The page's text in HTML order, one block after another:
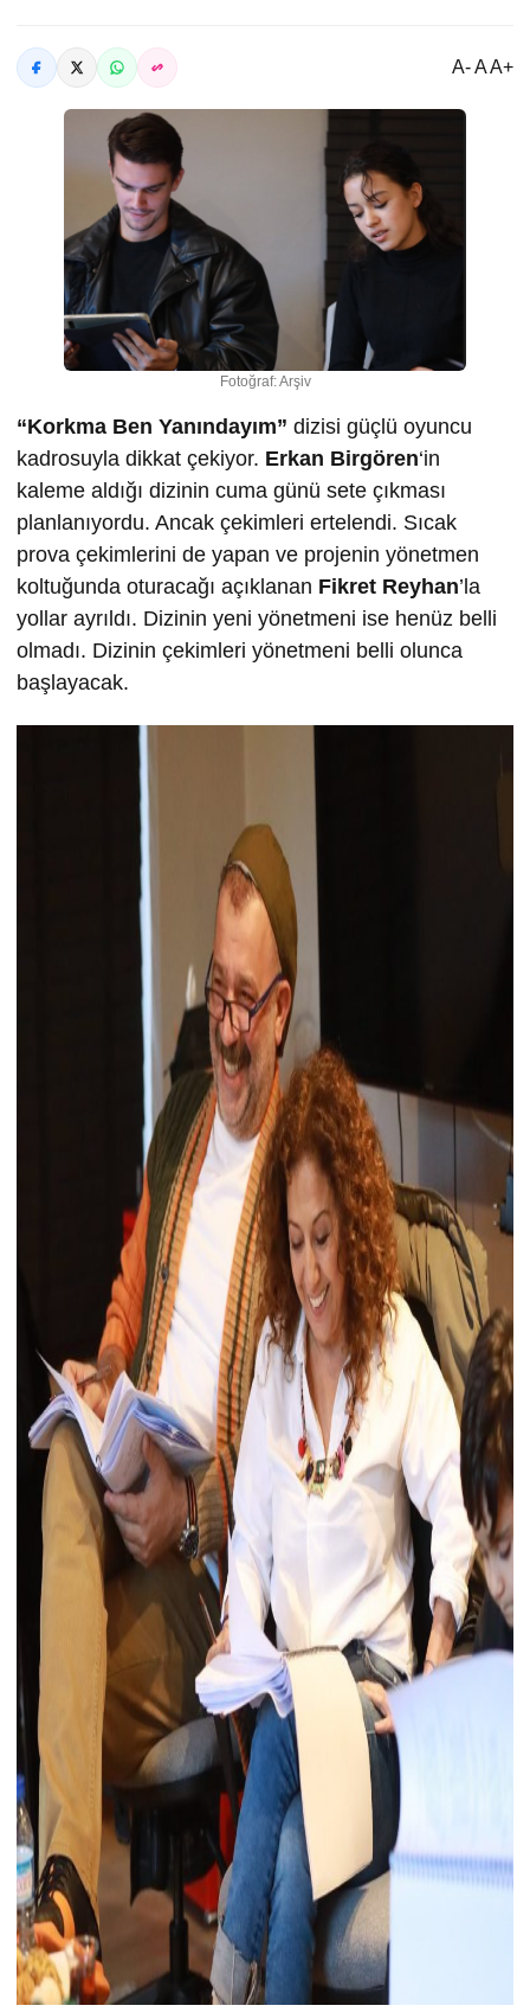
A- A A+
Fotoğraf: Arşiv
“Korkma Ben Yanındayım” dizisi güçlü oyuncu
kadrosuyla dikkat çekiyor. Erkan Birgören‘in
kaleme aldığı dizinin cuma günü sete çıkması
planlanıyordu. Ancak çekimleri ertelendi. Sıcak
prova çekimlerini de yapan ve projenin yönetmen
koltuğunda oturacağı açıklanan Fikret Reyhan’la
yollar ayrıldı. Dizinin yeni yönetmeni ise henüz belli
olmadı. Dizinin çekimleri yönetmeni belli olunca
başlayacak.